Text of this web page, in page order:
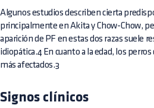
Algunos estudios describen cierta
principalmente en Akita y Chow-Chow,
aparición de PF en estas dos razas suele
idiopática.4 En cuanto a la edad, los
más afectados.3
Signos clínicos